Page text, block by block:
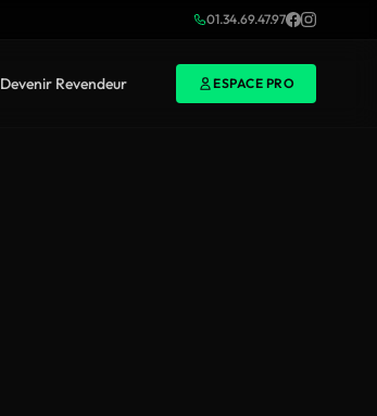
01.34.69.47.97
Devenir Revendeur ESPACE PRO